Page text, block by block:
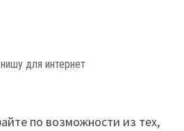
для интернет
по возможности из тех,